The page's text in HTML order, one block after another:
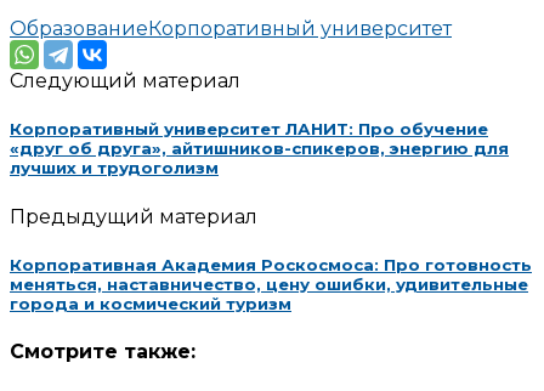
Образование Корпоративный университет
Следующий материал
Корпоративный университет ЛАНИТ: Про обучение
«друг об друга», айтишников-спикеров, энергию для
лучших и трудоголизм
Предыдущий материал
Корпоративная Академия Роскосмоса: Про готовность
меняться, наставничество, цену ошибки, удивительные
города и космический туризм
Смотрите также: